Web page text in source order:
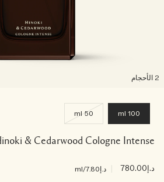
100 ml
50 ml
Hinoki & Cedarwood Cologne Intense
د.إ780.00 د.إ7.80 /ml